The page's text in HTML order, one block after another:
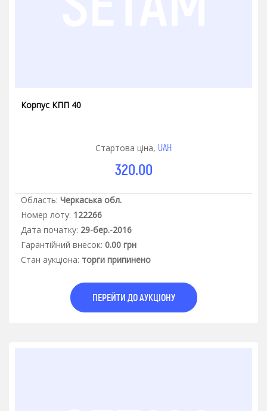
Корпус КПП 40
Стартова ціна, UAH
320.00
Область: Черкаська обл.
Номер лоту: 122266
Дата початку: 29-бер.-2016
Гарантiйний внесок: 0.00 грн
Стан аукцiона: торги припинено
ПЕРЕЙТИ ДО АУКЦІОНУ